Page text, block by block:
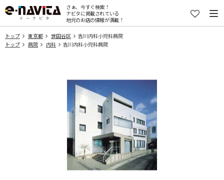
さぁ、今すぐ検索！
ナビタに掲載されている
地元のお店の情報が満載！
トップ 東京都 世田谷区
吉川内科小児科病院
トップ
病院 内科 吉川内科小児科病院